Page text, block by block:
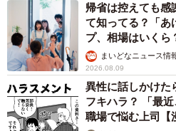
帰省は控えても
て知ってる？「あ
プ、相場はいくら
まいどなニュース情
2026.08.09
異性に話しかけた
フキハラ？ 「最
職場で悩む上司【